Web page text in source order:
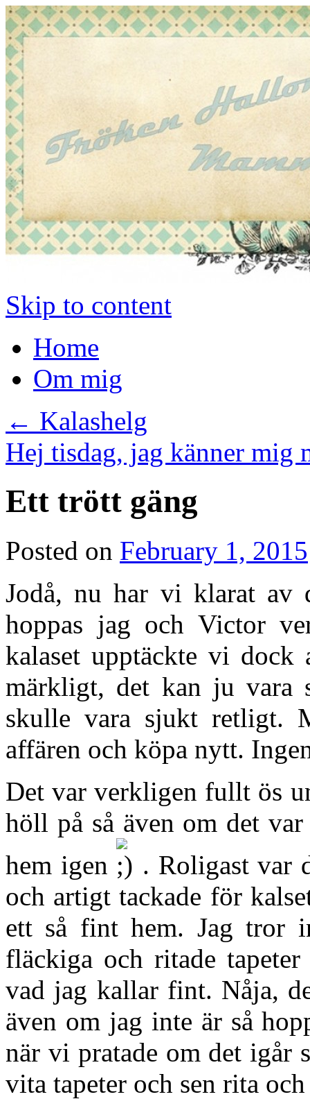
Skip to content
Home
Om mig
← Kalashelg
Hej tisdag, jag känner mig
Ett trött gäng
Posted on February 1, 2015
Jodå, nu har vi klarat av
hoppas jag och Victor
kalaset upptäckte vi
märkligt, det kan ju vara
skulle vara sjukt retligt.
affären och köpa nytt.
Det var verkligen fullt ös
höll på så även om det
hem igen
. Roligast var
och artigt tackade för
ett så fint hem. Jag tror
fläckiga och ritade
vad jag kallar fint. Nåja,
även om jag inte är så
när vi pratade om det igår
vita tapeter och sen rita